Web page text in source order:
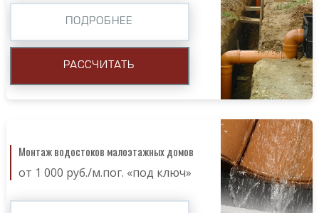
ПОДРОБНЕЕ
РАССЧИТАТЬ
Монтаж водостоков малоэтажных домов
от 1 000 руб./м.пог. «под ключ»